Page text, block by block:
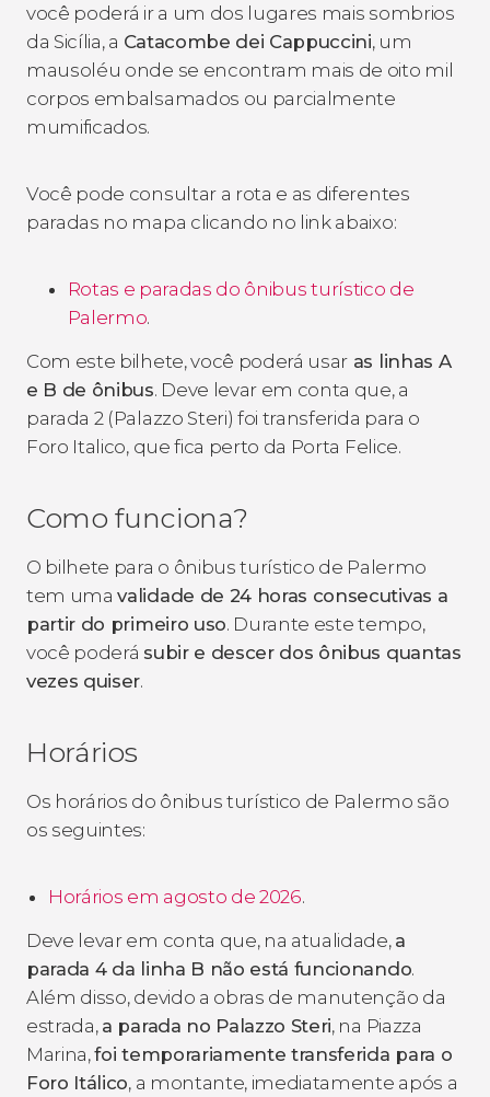
você poderá ir a um dos lugares mais sombrios
da Sicília, a Catacombe dei Cappuccini, um
mausoléu onde se encontram mais de oito mil
corpos embalsamados ou parcialmente
mumificados.
Você pode consultar a rota e as diferentes
paradas no mapa clicando no link abaixo:
Rotas e paradas do ônibus turístico de
Palermo.
Com este bilhete, você poderá usar as linhas A
e B de ônibus. Deve levar em conta que, a
parada 2 (Palazzo Steri) foi transferida para o
Foro Italico, que fica perto da Porta Felice.
Como funciona?
O bilhete para o ônibus turístico de Palermo
tem umavalidade de 24 horas consecutivas a
partir do primeiro uso. Durante este tempo,
você poderá subir e descer dos ônibus quantas
vezes quiser.
Horários
Os horários do ônibus turístico de Palermo são
os seguintes:
Horários em agosto de 2026.
Deve levar em conta que, na atualidade, a
parada 4 da linha B não está funcionando.
Além disso, devido a obras de manutenção da
estrada, a parada no Palazzo Steri, na Piazza
Marina,foi temporariamente transferida para o
Foro Itálico, a montante, imediatamente após a